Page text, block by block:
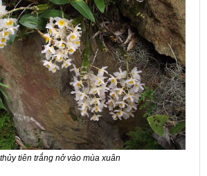
tiên trắng nở vào mùa xuân